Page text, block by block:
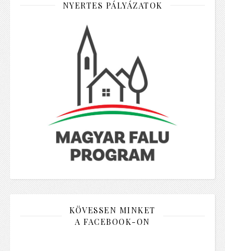
NYERTES PÁLYÁZATOK
KÖVESSEN MINKET
A FACEBOOK-ON